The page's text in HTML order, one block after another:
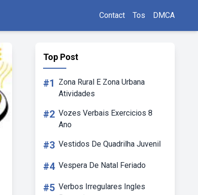
Contact Tos DMCA
Top Post
#1
Zona Rural E Zona Urbana
Atividades
#2 Vozes Verbais Exercicios 8
Ano
#3 Vestidos De Quadrilha Juvenil
#4 Vespera De Natal Feriado
#5 Verbos Irregulares Ingles